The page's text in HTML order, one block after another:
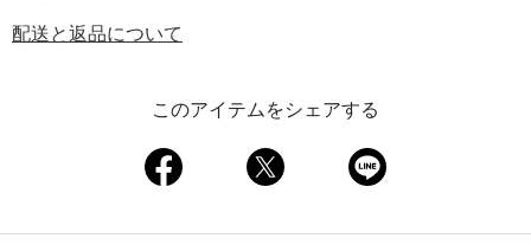
配送と返品について
このアイテムをシェアする